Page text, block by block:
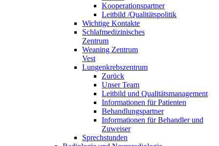
Kooperationspartner
Leitbild /Qualitätspolitik
Wichtige Kontakte
Schlafmedizinisches
Zentrum
Weaning Zentrum
Vest
Lungenkrebszentrum
Zurück
Unser Team
Leitbild und Qualitätsmanagement
Informationen für Patienten
Behandlungspartner
Informationen für Behandler und
Zuweiser
Sprechstunden